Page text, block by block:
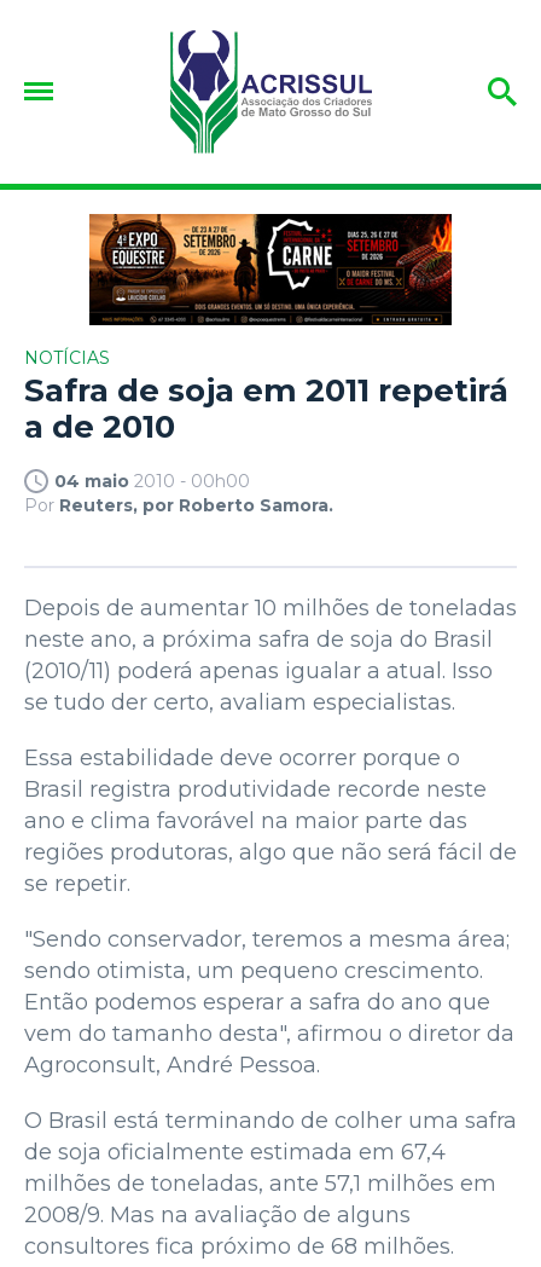
NOTÍCIAS
Safra de soja em 2011 repetirá
a de 2010
04 maio 2010 - 00h00
Por Reuters, por Roberto Samora.
Depois de aumentar 10 milhões de toneladas
neste ano, a próxima safra de soja do Brasil
(2010/11) poderá apenas igualar a atual. Isso
se tudo der certo, avaliam especialistas.
Essa estabilidade deve ocorrer porque o
Brasil registra produtividade recorde neste
ano e clima favorável na maior parte das
regiões produtoras, algo que não será fácil de
se repetir.
"Sendo conservador, teremos a mesma área;
sendo otimista, um pequeno crescimento.
Então podemos esperar a safra do ano que
vem do tamanho desta", afirmou o diretor da
Agroconsult, André Pessoa.
O Brasil está terminando de colher uma safra
de soja oficialmente estimada em 67,4
milhões de toneladas, ante 57,1 milhões em
2008/9. Mas na avaliação de alguns
consultores fica próximo de 68 milhões.